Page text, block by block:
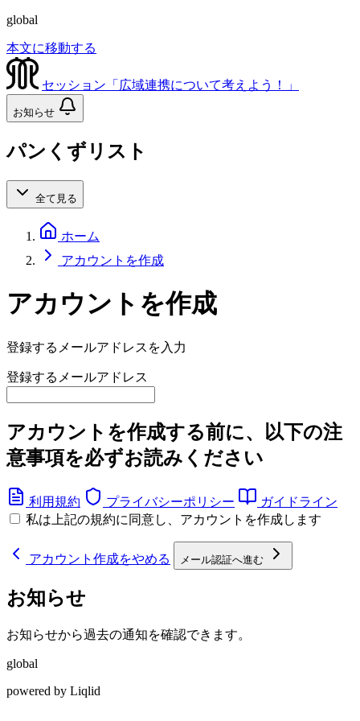
global
本文に移動する
セッション「広域連携について考えよう！」
お知らせ
パンくずリスト
全て見る
ホーム
アカウントを作成
アカウントを作成
登録するメールアドレスを入力
登録するメールアドレス
アカウントを作成する前に、以下の注
意事項を必ずお読みください
利用規約 プライバシーポリシー
ガイドライン
私は上記の規約に同意し、アカウントを作成します
アカウント作成をやめる メール認証へ進む
お知らせ
お知らせから過去の通知を確認できます。
global
powered by Liqlid